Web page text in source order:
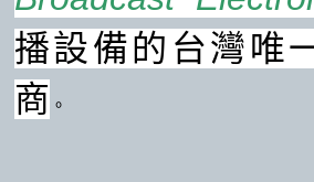
播設備的台灣唯
商 。